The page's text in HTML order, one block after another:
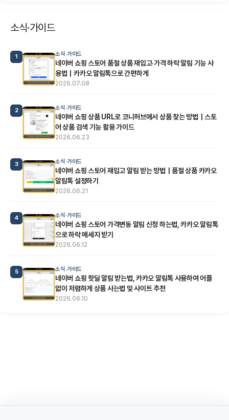
소식·가이드
1 소식·가이드
네이버 쇼핑 스토어 품절 상품 재입고·가격 하락 알림 기능 사
용법｜카카오 알림톡으로 간편하게
2026.07.08
2 소식·가이드
네이버 쇼핑 상품 URL로 코니허브에서 상품 찾는 방법｜스토
어 상품 검색 기능 활용 가이드
2026.06.23
3 소식·가이드
네이버 쇼핑 스토어 재입고 알림 받는 방법｜품절 상품 카카오
알림톡 설정하기
2026.06.21
4 소식·가이드
네이버 쇼핑 스토어 가격변동 알림 신청 하는법, 카카오 알림톡
으로 하락 메세지 받기
2026.06.12
5 소식·가이드
네이버 쇼핑 핫딜 알림 받는법, 카카오 알림톡 사용하여 어플
없이 저렴하게 상품 사는법 및 사이트 추천
2026.06.10